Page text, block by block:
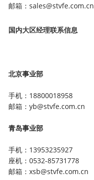
邮箱：sales@stvfe.com.cn
国内大区经理联系信息
北京事业部
手机：18800018958
邮箱：yb@stvfe.com.cn
青岛事业部
手机：13953235927
座机：0532-85731778
邮箱：xsb@stvfe.com.cn